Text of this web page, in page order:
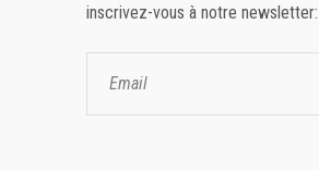
inscrivez-vous à notre newsletter: